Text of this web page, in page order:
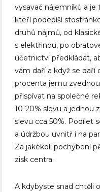
vysavač nájemníků a
kteří podepíší
druhů nájmů, od
s elektřinou, po
účetnictví předkládat,
vám daří a když se daří
procenta jemu
přispívat na společné
10-20% slevu a jednou
slevu cca 50%. Podílet
a údržbou uvnitř i na
Za jakékoli pochybení
zisk centra.
A kdybyste snad chtěli